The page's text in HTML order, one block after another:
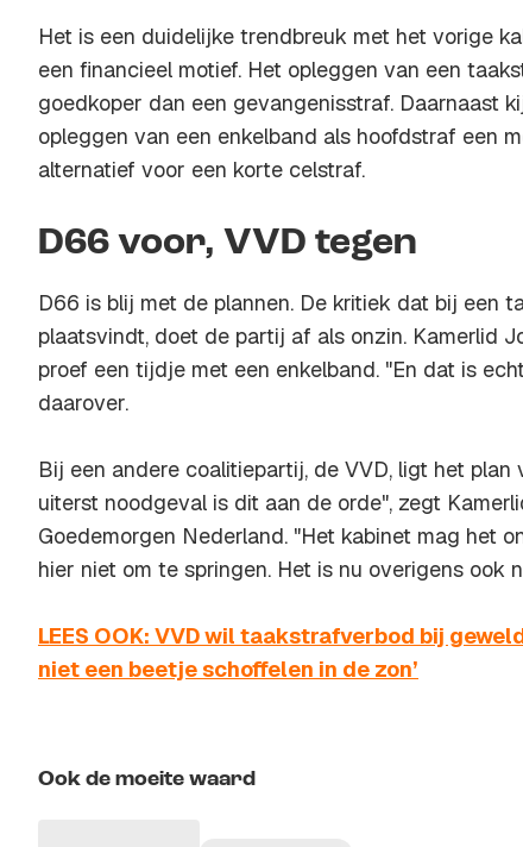
Het is een duidelijke trendbreuk met het vorige
een financieel motief. Het opleggen van een
goedkoper dan een gevangenisstraf. Daarnaast
opleggen van een enkelband als hoofdstraf een
alternatief voor een korte celstraf.
D66 voor, VVD tegen
D66 is blij met de plannen. De kritiek dat bij een
plaatsvindt, doet de partij af als onzin. Kamerlid
proef een tijdje met een enkelband. "En dat is
daarover.
Bij een andere coalitiepartij, de VVD, ligt het plan
uiterst noodgeval is dit aan de orde", zegt
Goedemorgen Nederland. "Het kabinet mag het
hier niet om te springen. Het is nu overigens ook
LEES OOK: VVD wil taakstrafverbod bij
niet een beetje schoffelen in de zon’
Ook de moeite waard